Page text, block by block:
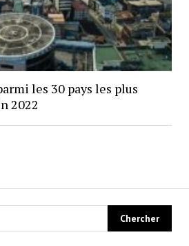
les 30 pays les plus
2022